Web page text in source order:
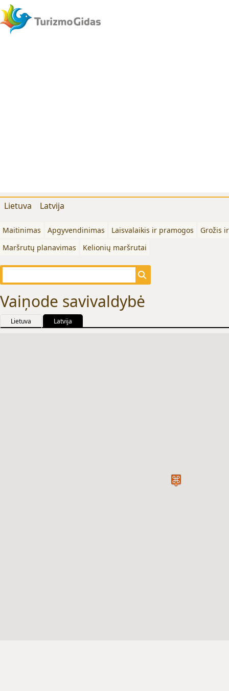
Lietuva Latvija
Maitinimas Apgyvendinimas Laisvalaikis ir pramogos
Grožis
Maršrutų planavimas
Kelionių maršrutai
Vaiņode savivaldybė
Lietuva Latvija